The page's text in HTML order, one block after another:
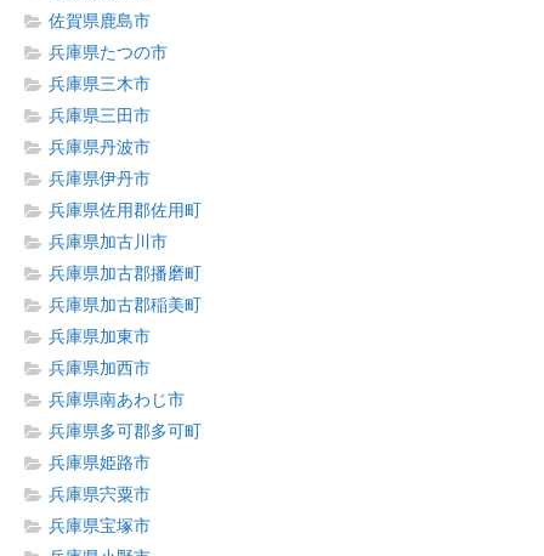
佐賀県鹿島市
兵庫県たつの市
兵庫県三木市
兵庫県三田市
兵庫県丹波市
兵庫県伊丹市
兵庫県佐用郡佐用町
兵庫県加古川市
兵庫県加古郡播磨町
兵庫県加古郡稲美町
兵庫県加東市
兵庫県加西市
兵庫県南あわじ市
兵庫県多可郡多可町
兵庫県姫路市
兵庫県宍粟市
兵庫県宝塚市